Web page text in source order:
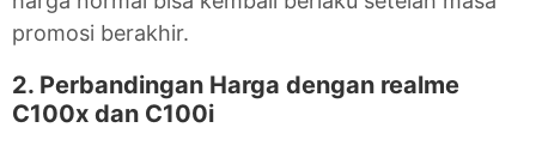
promosi berakhir.
2. Perbandingan Harga dengan realme
C100x dan C100i